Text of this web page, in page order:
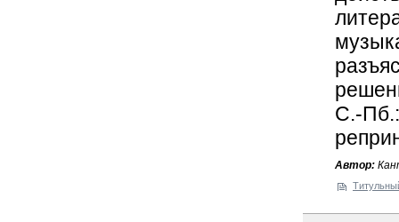
С.-
Автор: